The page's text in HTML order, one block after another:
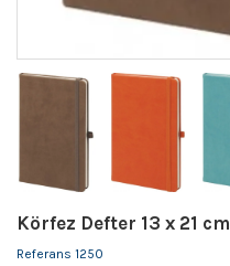
Körfez Defter 13 x 21 cm
Referans 1250